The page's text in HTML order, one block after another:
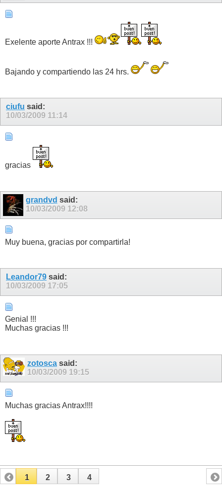
Exelente aporte Antrax !!!
Bajando y compartiendo las 24 hrs.
ciufu said:
10/03/2009 11:14
gracias
grandvd said:
10/03/2009 12:08
Muy buena, gracias por compartirla!
Leandor79 said:
10/03/2009 17:05
Genial !!!
Muchas gracias !!!
zotosca said:
10/03/2009 19:15
Muchas gracias Antrax!!!!
1 2 3 4